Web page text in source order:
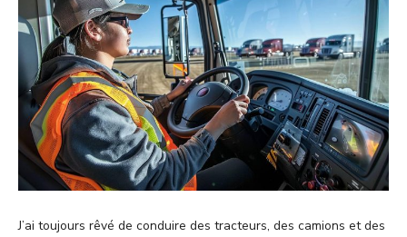
J’ai toujours rêvé de conduire des tracteurs, des camions et des